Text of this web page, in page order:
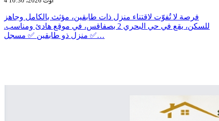
فرصة لا تُفوّت لاقتناء منزل ذات طابقين، مؤثث بالكامل وجاهز
للسكن، يقع في حي البحري 2 بصفاقس، في موقع هادئ ومناسب.
✅ منزل ذو طابقين ✅ مسجل…